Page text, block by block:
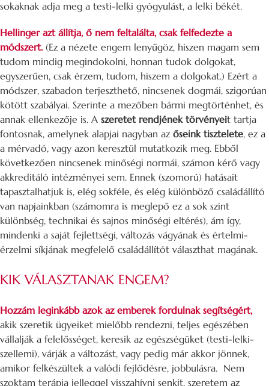
sokaknak adja meg a testi-lelki gyógyulást, a lelki békét.
Hellinger azt állítja, ő nem feltalálta, csak felfedezte a
módszert. (Ez a nézete engem lenyűgöz, hiszen magam sem
tudom mindig megindokolni, honnan tudok dolgokat,
egyszerűen, csak érzem, tudom, hiszem a dolgokat.) Ezért a
módszer, szabadon terjeszthető, nincsenek dogmái, szigorúan
kötött szabályai. Szerinte a mezőben bármi megtörténhet, és
annak ellenkezője is. A szeretet rendjének törvényeit tartja
fontosnak, amelynek alapjai nagyban az őseink tisztelete, ez a
a mérvadó, vagy azon keresztül mutatkozik meg. Ebből
következően nincsenek minőségi normái, számon kérő vagy
akkreditáló intézményei sem. Ennek (szomorú) hatásait
tapasztalhatjuk is, elég sokféle, és elég különböző családállító
van napjainkban (számomra is meglepő ez a sok szint
különbség, technikai és sajnos minőségi eltérés), ám így,
mindenki a saját fejlettségi, változás vágyának és értelmi-
érzelmi síkjának megfelelő családállítót választhat magának.
KIK VÁLASZTANAK ENGEM?
Hozzám leginkább azok az emberek fordulnak segítségért,
akik szeretik ügyeiket mielőbb rendezni, teljes egészében
vállalják a felelősséget, keresik az egészségüket (testi-lelki-
szellemi), várják a változást, vagy pedig már akkor jönnek,
amikor felkészültek a valódi fejlődésre, jobbulásra. Nem